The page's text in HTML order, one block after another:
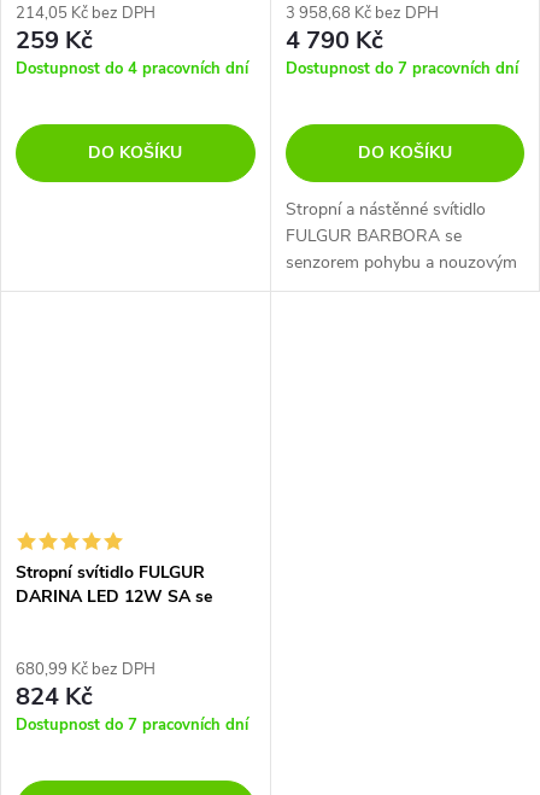
214,05 Kč bez DPH
259 Kč
Dostupnost do 4 pracovních dní
DO KOŠÍKU
3 958,68 Kč bez DPH
4 790 Kč
Dostupnost do 7 pracovních dní
DO KOŠÍKU
Stropní a nástěnné svítidlo
FULGUR BARBORA se
senzorem pohybu a nouzovým
modulem.
Stropní svítidlo FULGUR
DARINA LED 12W SA se
680,99 Kč bez DPH
824 Kč
Dostupnost do 7 pracovních dní